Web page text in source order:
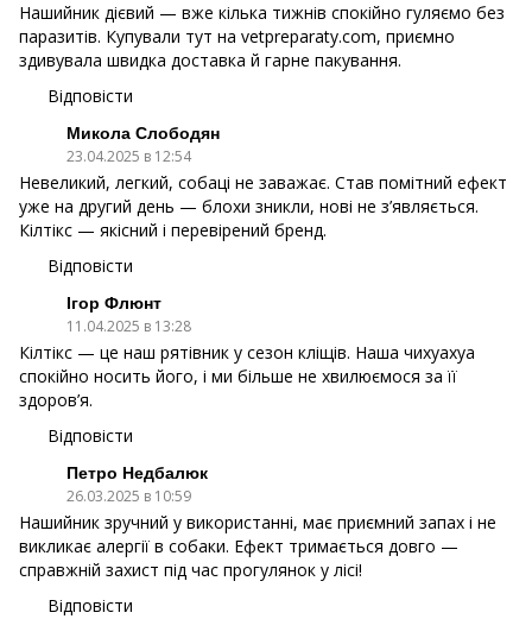
Нашийник дієвий — вже кілька тижнів спокійно гуляємо без
паразитів. Купували тут на vetpreparaty.com, приємно
здивувала швидка доставка й гарне пакування.
Відповісти
Микола Слободян
23.04.2025 в 12:54
Невеликий, легкий, собаці не заважає. Став помітний ефект
уже на другий день — блохи зникли, нові не з’являється.
Кілтікс — якісний і перевірений бренд.
Відповісти
Ігор Флюнт
11.04.2025 в 13:28
Кілтікс — це наш рятівник у сезон кліщів. Наша чихуахуа
спокійно носить його, і ми більше не хвилюємося за її
здоров’я.
Відповісти
Петро Недбалюк
26.03.2025 в 10:59
Нашийник зручний у використанні, має приємний запах і не
викликає алергії в собаки. Ефект тримається довго —
справжній захист під час прогулянок у лісі!
Відповісти